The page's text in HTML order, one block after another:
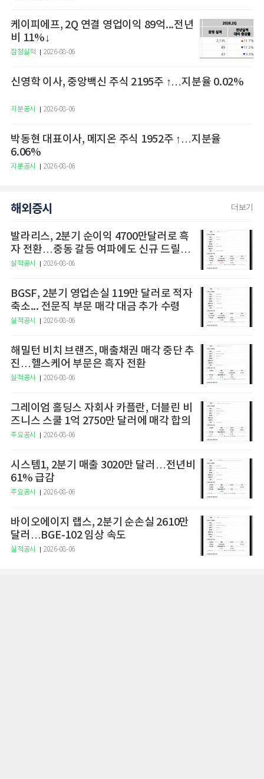
케이피에프, 2Q 연결 영업이익 89억...전년
비 11%↓
잠정실적 2026-08-06
신영학 이사, 중앙백신 주식 2195주 ↑…지분율 0.02%
지분공시 2026-08-06
박동현 대표이사, 메지온 주식 1952주 ↑…지분율
6.06%
지분공시 2026-08-06
해외증시 더보기
발라리스, 2분기 순이익 4700만달러로 흑
자 전환…중동 갈등 여파에도 신규 드릴십
가동 효과
실적공시 2026-08-06
BGSF, 2분기 영업손실 119만 달러로 적자
축소... 전문직 부문 매각 대금 추가 수령
실적공시 2026-08-06
해밀턴 비치 브랜즈, 매출채권 매각 중단 추
진…헬스케어 부문은 흑자 전환
실적공시 2026-08-06
그레이엄 홀딩스 자회사 카플란, 더블린 비
즈니스 스쿨 1억 2750만 달러에 매각 합의
주요공시 2026-08-06
시스템1, 2분기 매출 3020만 달러…전년비
61% 급감
주요공시 2026-08-06
바이오에이지 랩스, 2분기 순손실 2610만
달러…BGE-102 임상 속도
실적공시 2026-08-06